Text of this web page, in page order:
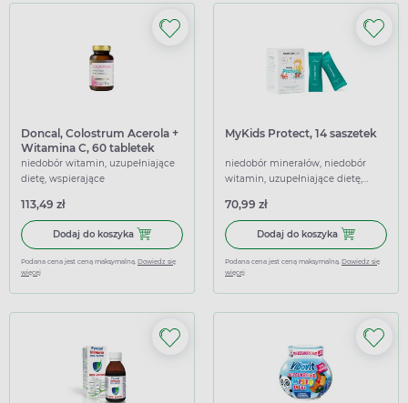
Doncal, Colostrum Acerola +
Witamina C, 60 tabletek
niedobór witamin, uzupełniające
dietę, wspierające
113,49 zł
Dodaj do koszyka Dodaj do koszyka Doncal, Colostrum Acerola + Witamina
Podana cena jest ceną maksymalną. Dowiedz się
więcej
MyKids Protect, 14 saszetek
niedobór minerałów, niedobór
witamin, uzupełniające dietę,
70,99 zł
Dodaj do koszyka Dodaj do
Podana cena jest ceną maksymalną. Dowiedz się
więcej